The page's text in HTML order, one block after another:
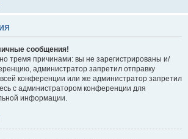
сообщения!
тремя причинами: вы не зарегистрированы и/
администратор запретил отправку
конференции или же администратор запретил
с администратором конференции для
информации.